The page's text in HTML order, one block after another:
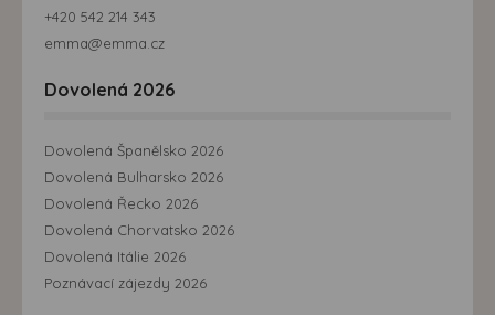
+420 542 214 343
emma@emma.cz
Dovolená 2026
Dovolená Španělsko 2026
Dovolená Bulharsko 2026
Dovolená Řecko 2026
Dovolená Chorvatsko 2026
Dovolená Itálie 2026
Poznávací zájezdy 2026